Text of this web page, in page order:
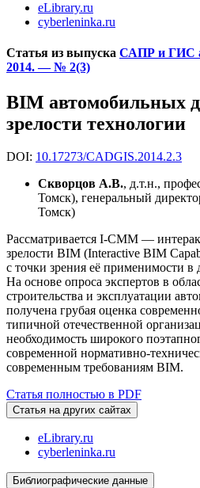
eLibrary.ru
cyberleninka.ru
Статья из выпуска САПР и ГИС
2014. — № 2(3)
BIM автомобильных
зрелости технологии
DOI: 10.17273/CADGIS.2014.2.3
Скворцов А.В., д.т.н.,
Томск), генеральный
Томск)
Рассматривается I-CMM —
зрелости BIM (Interactive BIM
с точки зрения её применимости в
На основе опроса экспертов в
строительства и эксплуатации
получена грубая оценка
типичной отечественной
необходимость широкого
современной нормативно-
современным требованиям BIM.
Статья полностью в PDF
Статья на других сайтах
eLibrary.ru
cyberleninka.ru
Библиографические данные